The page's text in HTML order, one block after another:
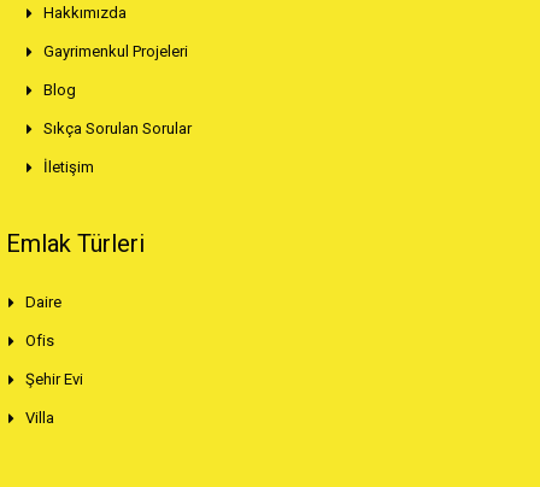
Hakkımızda
Gayrimenkul Projeleri
Blog
Sıkça Sorulan Sorular
İletişim
Emlak Türleri
Daire
Ofis
Şehir Evi
Villa